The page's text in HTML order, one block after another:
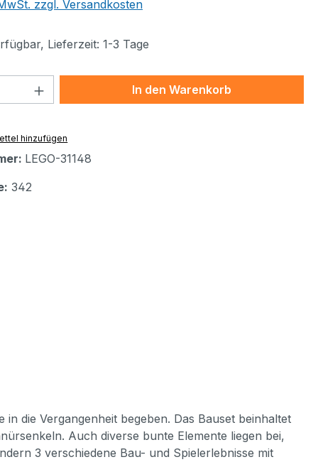
zzgl. Versandkosten
Lieferzeit: 1-3 Tage
Anzahl: Gib den gewünschten Wert
In den Warenkorb
hinzufügen
LEGO-31148
342
die Vergangenheit begeben. Das Bauset beinhaltet
Auch diverse bunte Elemente liegen bei,
3 verschiedene Bau- und Spielerlebnisse mit